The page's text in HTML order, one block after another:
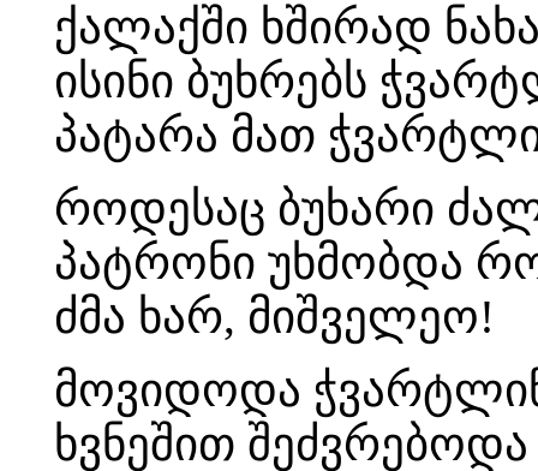
ქალაქში ხშირად
ისინი ბუხრებს
პატარა მათ
როდესაც ბუხარი
პატრონი უხმობდა
ძმა ხარ, მიშველეო!
მოვიდოდა
ხვნეშით